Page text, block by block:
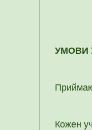
УМОВИ
Кожен